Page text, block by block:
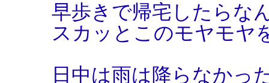
早歩きで帰宅したらな
スカッとこのモヤモヤ
日中は雨は降らなかっ